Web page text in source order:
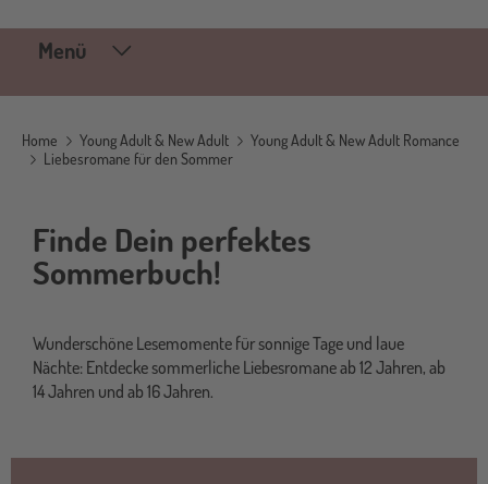
Menü
Home Young Adult & New Adult
Young Adult & New Adult Romance
Liebesromane für den Sommer
Finde Dein perfektes
Sommerbuch!
Wunderschöne Lesemomente für sonnige Tage und laue
Nächte: Entdecke sommerliche Liebesromane ab 12 Jahren, ab
14 Jahren und ab 16 Jahren.